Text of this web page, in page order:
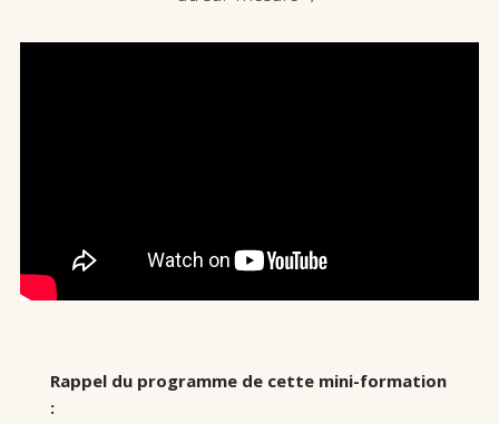
Rappel du programme de cette mini-formation
: